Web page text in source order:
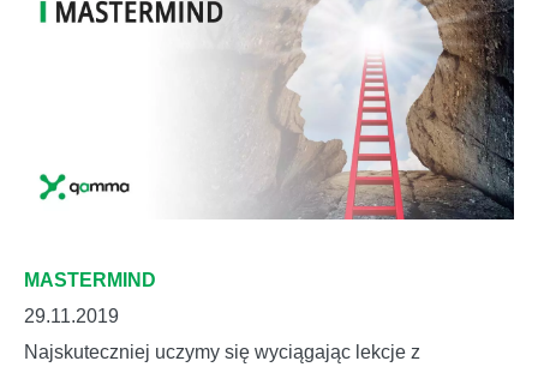
MASTERMIND
29.11.2019
Najskuteczniej uczymy się wyciągając lekcje z